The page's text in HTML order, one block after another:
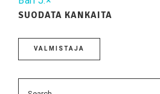
SUODATA KANKAITA
VALMISTAJA